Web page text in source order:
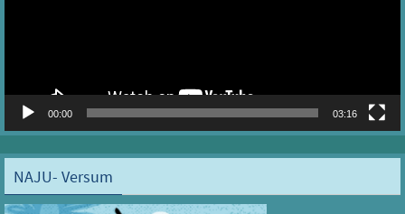
00:00 03:16
NAJU- Versum